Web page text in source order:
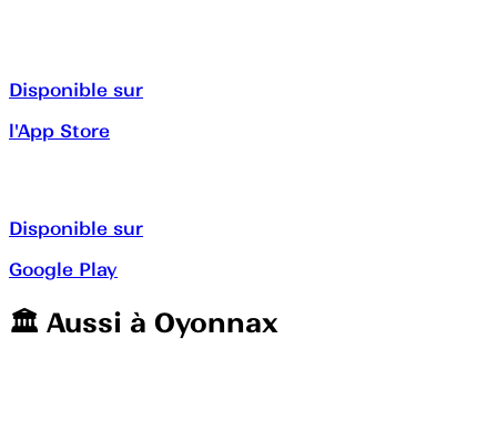
Disponible sur
l'App Store
Disponible sur
Google Play
🏛️️ Aussi à Oyonnax